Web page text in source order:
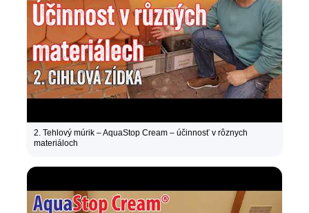
2. Tehlový múrik – AquaStop Cream – účinnosť v rôznych
materiáloch